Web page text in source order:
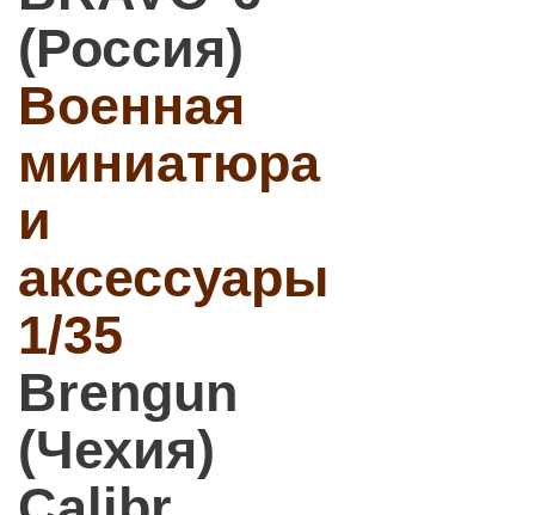
(Россия)
Военная
миниатюра
и
аксессуары
1/35
Brengun
(Чехия)